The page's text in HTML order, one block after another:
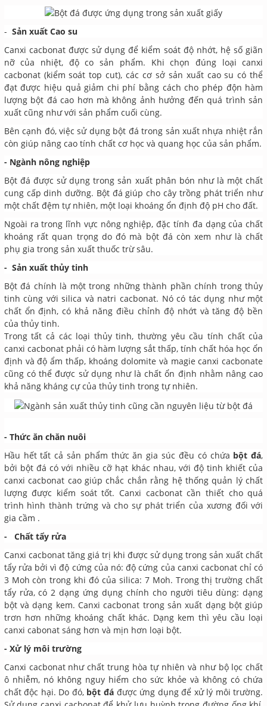
- Sản xuất Cao su
Canxi cacbonat được sử dụng để kiểm soát độ nhớt, hệ số giãn
nỡ của nhiệt, độ co sản phẩm. Khi chọn đúng loại canxi
cacbonat (kiểm soát top cut), các cơ sở sản xuất cao su có thể
đạt được hiệu quả giảm chi phí bằng cách cho phép độn hàm
lượng bột đá cao hơn mà không ảnh hưởng đến quá trình sản
xuất cũng như với sản phẩm cuối cùng.
Bên cạnh đó, việc sử dụng bột đá trong sản xuất nhựa nhiệt rắn
còn giúp nâng cao tính chất cơ học và quang học của sản phẩm.
- Ngành nông nghiệp
Bột đá được sử dụng trong sản xuất phân bón như là một chất
cung cấp dinh dưỡng. Bột đá giúp cho cây trồng phát triển như
một chất đệm tự nhiên, một loại khoáng ổn định độ pH cho đất.
Ngoài ra trong lĩnh vực nông nghiệp, đặc tính đa dạng của chất
khoáng rất quan trọng do đó mà bột đá còn xem như là chất
phụ gia trong sản xuất thuốc trừ sâu.
- Sản xuất thủy tinh
Bột đá chính là một trong những thành phần chính trong thủy
tinh cùng với silica và natri cacbonat. Nó có tác dụng như một
chất ổn định, có khả năng điều chỉnh độ nhớt và tăng độ bền
của thủy tinh.
Trong tất cả các loại thủy tinh, thường yêu cầu tính chất của
canxi cacbonat phải có hàm lượng sắt thấp, tính chất hóa học ổn
định và độ ẩm thấp, khoáng dolomite và magie canxi cacbonate
cũng có thể được sử dụng như là chất ổn định nhằm nâng cao
khả năng kháng cự của thủy tinh trong tự nhiên.
- Thức ăn chăn nuôi
Hầu hết tất cả sản phẩm thức ăn gia súc đều có chứa bột đá,
bởi bột đá có với nhiều cỡ hạt khác nhau, với độ tinh khiết của
canxi cacbonat cao giúp chắc chắn rằng hệ thống quản lý chất
lượng được kiểm soát tốt. Canxi cacbonat cần thiết cho quá
trình hình thành trứng và cho sự phát triển của xương đối với
gia cầm .
- Chất tẩy rửa
Canxi cacbonat tăng giá trị khi được sử dụng trong sản xuất chất
tẩy rửa bởi vì độ cứng của nó: độ cứng của canxi cacbonat chỉ có
3 Moh còn trong khi đó của silica: 7 Moh. Trong thị trường chất
tẩy rửa, có 2 dạng ứng dụng chính cho người tiêu dùng: dạng
bột và dạng kem. Canxi cacbonat trong sản xuất dạng bột giúp
trơn hơn những khoáng chất khác. Dạng kem thì yêu cầu loại
canxi cabonat sáng hơn và mịn hơn loại bột.
- Xử lý môi trường
Canxi cacbonat như chất trung hòa tự nhiên và như bộ lọc chất
ô nhiễm, nó không nguy hiểm cho sức khỏe và không có chứa
chất độc hại. Do đó, bột đáđược ứng dụng để xử lý môi trường.